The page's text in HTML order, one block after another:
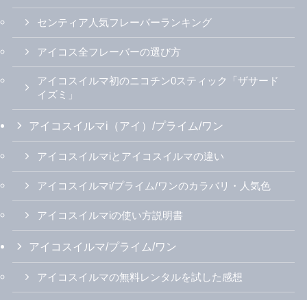
センティア人気フレーバーランキング
アイコス全フレーバーの選び方
アイコスイルマ初のニコチン0スティック「ザサード
イズミ」
アイコスイルマi（アイ）/プライム/ワン
アイコスイルマiとアイコスイルマの違い
アイコスイルマi/プライム/ワンのカラバリ・人気色
アイコスイルマiの使い方説明書
アイコスイルマ/プライム/ワン
アイコスイルマの無料レンタルを試した感想